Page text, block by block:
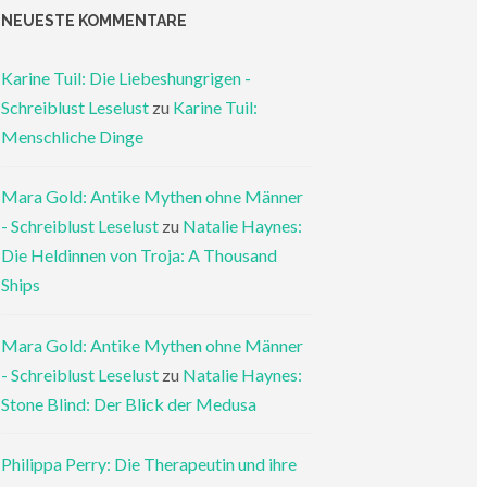
NEUESTE KOMMENTARE
Karine Tuil: Die Liebeshungrigen -
Schreiblust Leselust zu Karine Tuil:
Menschliche Dinge
Mara Gold: Antike Mythen ohne Männer
- Schreiblust Leselust zu Natalie Haynes:
Die Heldinnen von Troja: A Thousand
Ships
Mara Gold: Antike Mythen ohne Männer
- Schreiblust Leselust zu Natalie Haynes:
Stone Blind: Der Blick der Medusa
Philippa Perry: Die Therapeutin und ihre